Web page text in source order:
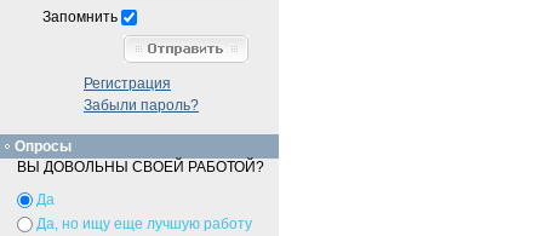
Запомнить
Регистрация
Забыли пароль?
Опросы
ВЫ ДОВОЛЬНЫ СВОЕЙ РАБОТОЙ?
Да
Да, но ищу еще лучшую работу